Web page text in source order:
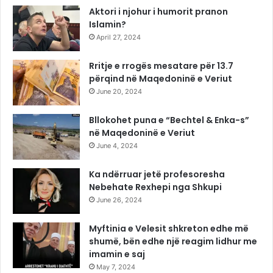
Aktori i njohur i humorit pranon
Islamin?
April 27, 2024
Rritje e rrogës mesatare për 13.7
përqind në Maqedoninë e Veriut
June 20, 2024
Bllokohet puna e “Bechtel & Enka-s”
në Maqedoninë e Veriut
June 4, 2024
Ka ndërruar jetë profesoresha
Nebehate Rexhepi nga Shkupi
June 26, 2024
Myftinia e Velesit shkreton edhe më
shumë, bën edhe një reagim lidhur me
imamin e saj
May 7, 2024